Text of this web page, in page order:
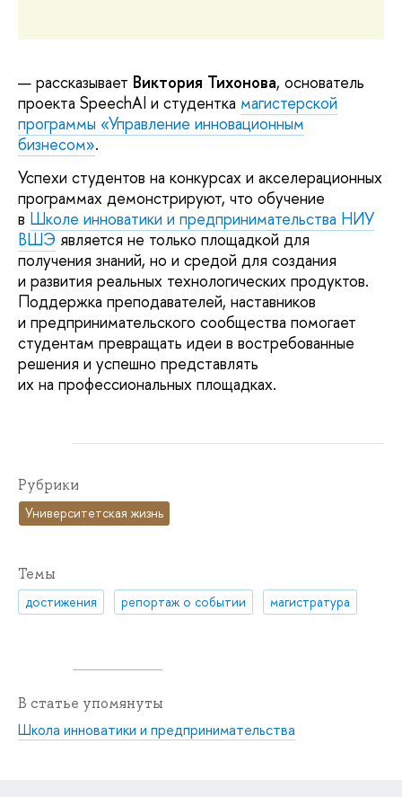
— рассказывает Виктория Тихонова, основатель
проекта SpeechAI и студентка магистерской
программы «Управление инновационным
бизнесом».
Успехи студентов на конкурсах и акселерационных
программах демонстрируют, что обучение
в Школе инноватики и предпринимательства НИУ
ВШЭ является не только площадкой для
получения знаний, но и средой для создания
и развития реальных технологических продуктов.
Поддержка преподавателей, наставников
и предпринимательского сообщества помогает
студентам превращать идеи в востребованные
решения и успешно представлять
их на профессиональных площадках.
Рубрики
Университетская жизнь
Темы
достижения репортаж о событии магистратура
В статье упомянуты
Школа инноватики и предпринимательства